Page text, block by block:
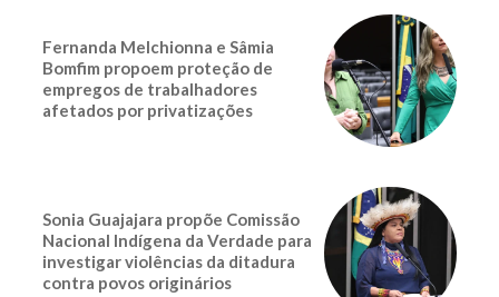
Fernanda Melchionna e Sâmia
Bomfim propoem proteção de
empregos de trabalhadores
afetados por privatizações
Sonia Guajajara propõe Comissão
Nacional Indígena da Verdade para
investigar violências da ditadura
contra povos originários